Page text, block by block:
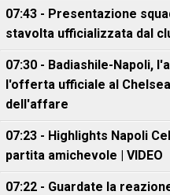
07:43 - Presentazione
stavolta ufficializzata dal
07:30 - Badiashile-Napoli,
l'offerta ufficiale al
dell'affare
07:23 - Highlights Napoli
partita amichevole | VIDEO
07:22 - Guardate la